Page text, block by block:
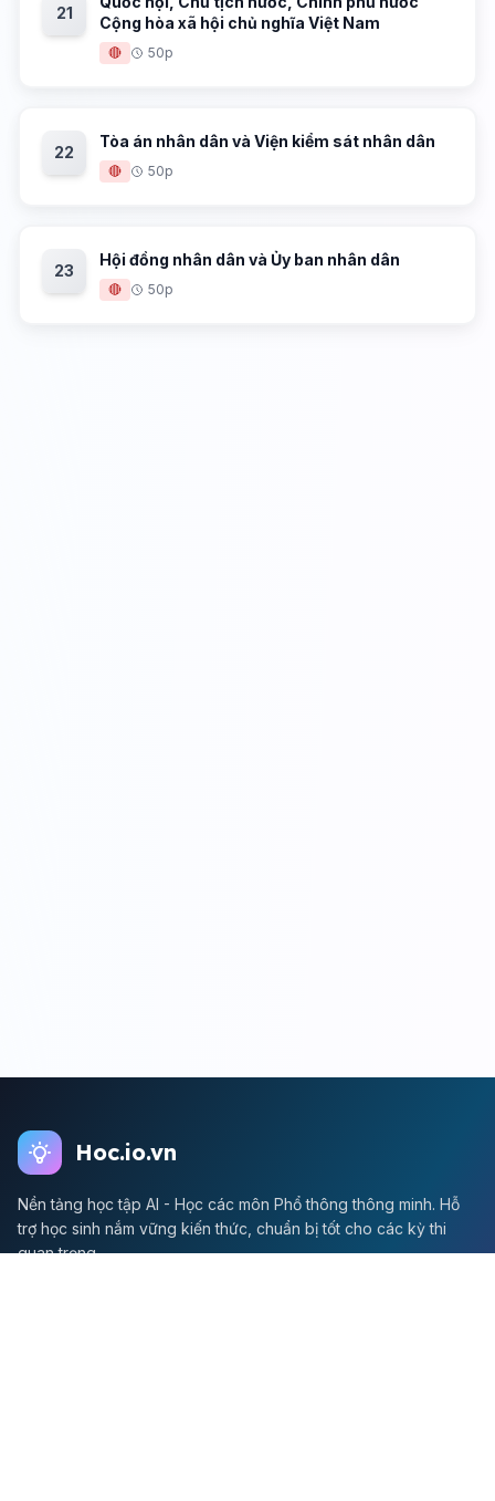
21
Cộng hòa xã hội chủ nghĩa Việt Nam
🔴 50p
22
Tòa án nhân dân và Viện kiểm sát nhân dân
🔴 50p
23
Hội đồng nhân dân và Ủy ban nhân dân
🔴 50p
Hoc.io.vn
Nền tảng học tập AI - Học các môn Phổ thông thông minh. Hỗ
trợ học sinh nắm vững kiến thức, chuẩn bị tốt cho các kỳ thi
quan trọng.